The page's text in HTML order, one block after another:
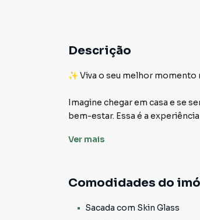
Descrição
✨ Viva o seu melhor momento
Imagine chegar em casa e se
bem-estar. Essa é a
* Sala ampla com dois
* Sacada gourmet com
Ver mais
Comodidades do
Sacada com Skin Glass